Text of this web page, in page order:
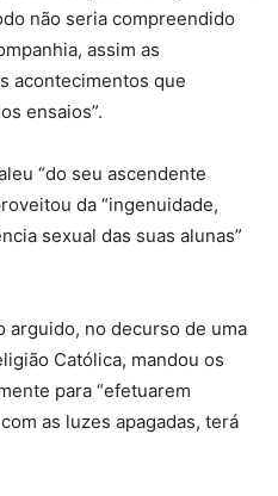
não seria compreendido
assim as
acontecimentos que
ensaios”.
“do seu ascendente
da “ingenuidade,
sexual das suas alunas”
arguido, no decurso de uma
Católica, mandou os
para “efetuarem
as luzes apagadas, terá